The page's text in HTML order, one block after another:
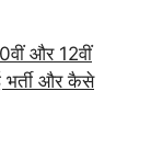
और 12वीं
भर्ती और कैसे